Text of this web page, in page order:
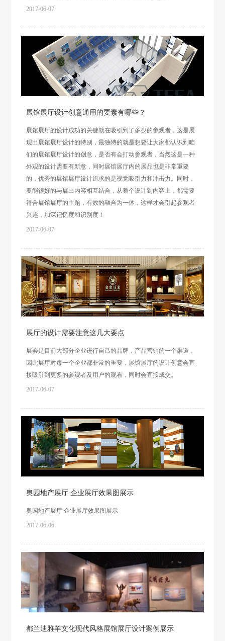
2017-06-07
展馆展厅设计创意通用的要素有哪些？
展馆展厅的设计成功的关键就在吸引到了多少的参观者，这是展
现出展馆展厅设计的特别，最独特的就是想要让大家都认识到咱
们的展馆展厅设计的创意，是否有会打动参观者，当然这是一种
外观的设计需要有新意，同时展馆展厅内的展品也是非常重要
的，优秀的展馆展厅设计追求的是视觉吸引力和冲击力。同时，
要能很好的与展出内容相互结合，从整个设计到内容上，都需要
符合展馆展厅的主题，有效的融合为一体，这样才会引起参观者
兴趣，加深记忆度和识别度！
2017-06-07
展厅的设计需要注意这几大要点
展会是目前大部分企业进行自己的品牌，产品营销的一个渠道，
因此展厅对每一个企业都非常的重要，展馆展厅的设计创意会直
接吸引到更多的参观者及用户的观看，同时会直接成交。
2017-06-07
奥园地产展厅 企业展厅效果图展示
奥园地产展厅 企业展厅效果图展示
2017-06-06
都兰迪雅羊文化现代风格展馆展厅设计案例展示